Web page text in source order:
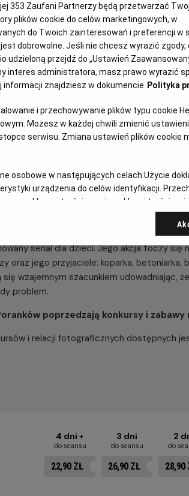
filmowych niespodzianek w nowej
Marty
minut
serial dla dzieci. Jego akcja toczy się
oraz jego przyjaciele: koparka, betoniarka,
wzajemnym szacunkiem udowadniając,
problem.
poprzedzają konkursy i zabawy
i relacji fotograficznych dostępnych
4 dni +
do seansu
3 dni
do seansu
2
do
22,90 ZŁ 26,90 ZŁ 28,90
353 Zaufani Partnerzy będą przetwarzać
plików cookie do celów marketingowych, w
do Twoich zainteresowań i preferencji w
dobrowolne. Jeśli nie chcesz wyrazić
przejdź do „Ustawień
interes administratora, masz prawo wyrazić
informacji znajdziesz w dokumencie Polityka
i przechowywanie plików typu cookie
Możesz w każdej chwili zmienić
serwisu. Zmiana ustawień plików cookie
osobowe w następujących celach:Użycie
urządzenia do celów identyfikacji.
reklamy i treści, pomiar reklam i treści,